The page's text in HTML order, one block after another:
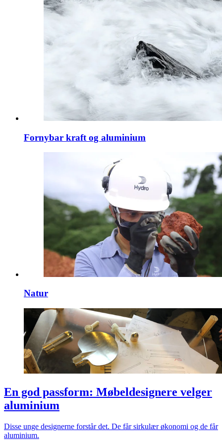
Fornybar kraft og aluminium
Natur
En god passform: Møbeldesignere velger
aluminium
Disse unge designerne forstår det. De får sirkulær økonomi og de får
aluminium.